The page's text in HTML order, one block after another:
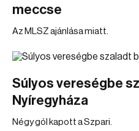
meccse
Az MLSZ ajánlása miatt.
Súlyos vereségbe
Nyíregyháza
Négy gól kapott a Szpari.